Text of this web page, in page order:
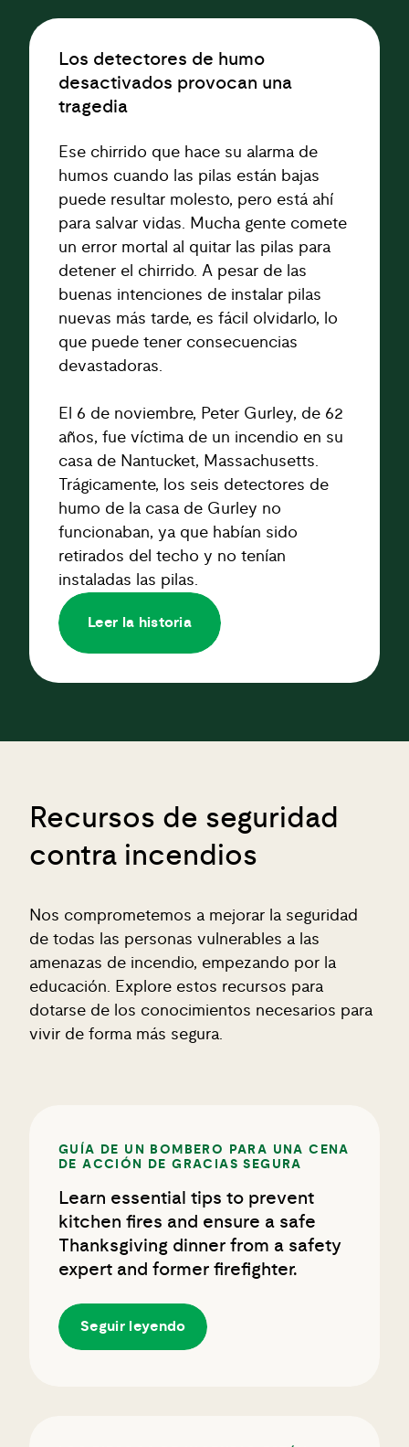
Los detectores de humo
desactivados provocan una
tragedia
Ese chirrido que hace su alarma de
humos cuando las pilas están bajas
puede resultar molesto, pero está ahí
para salvar vidas. Mucha gente comete
un error mortal al quitar las pilas para
detener el chirrido. A pesar de las
buenas intenciones de instalar pilas
nuevas más tarde, es fácil olvidarlo, lo
que puede tener consecuencias
devastadoras.
El 6 de noviembre, Peter Gurley, de 62
años, fue víctima de un incendio en su
casa de Nantucket, Massachusetts.
Trágicamente, los seis detectores de
humo de la casa de Gurley no
funcionaban, ya que habían sido
retirados del techo y no tenían
instaladas las pilas.
Leer la historia
Recursos de seguridad
contra incendios
Nos comprometemos a mejorar la seguridad
de todas las personas vulnerables a las
amenazas de incendio, empezando por la
educación. Explore estos recursos para
dotarse de los conocimientos necesarios para
vivir de forma más segura.
GUÍA DE UN BOMBERO PARA UNA CENA
DE ACCIÓN DE GRACIAS SEGURA
Learn essential tips to prevent
kitchen fires and ensure a safe
Thanksgiving dinner from a safety
expert and former firefighter.
Seguir leyendo